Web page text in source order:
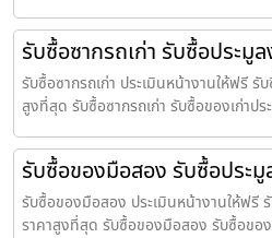
รับซื้อซากรถเก่า รับซื้อประมู
รับซื้อซากรถเก่า ประเมินหน้างานให้ฟรี
สูงที่สุด รับซื้อซากรถเก่า รับซื้อของเก่าปร
รับซื้อของมือสอง รับซื้อประ
รับซื้อของมือสอง ประเมินหน้างานให้ฟรี
ราคาสูงที่สุด รับซื้อของมือสอง รับซื้อของ